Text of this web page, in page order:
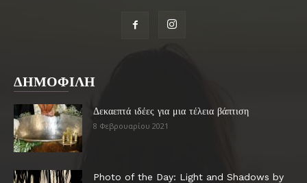
ΔΗΜΟΦΙΛΗ
Δεκαεπτά ιδέες για μια τέλεια βάπτιση
8 Φεβρουαρίου 2021
Photo of the Day: Light and Shadows by